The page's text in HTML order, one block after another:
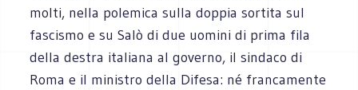
molti, nella polemica sulla doppia sortita sul
fascismo e su Salò di due uomini di prima fila
della destra italiana al governo, il sindaco di
Roma e il ministro della Difesa: né francamente